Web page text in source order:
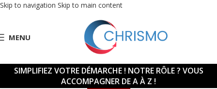
Skip to navigation Skip to main content
MENU
SIMPLIFIEZ VOTRE DÉMARCHE ! NOTRE RÔLE ? VOUS
ACCOMPAGNER DE A À Z !